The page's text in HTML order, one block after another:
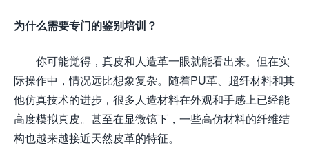
为什么需要专门的鉴别培训？
你可能觉得，真皮和人造革一眼就能看出来。但在实
际操作中，情况远比想象复杂。随着PU革、超纤材料和其
他仿真技术的进步，很多人造材料在外观和手感上已经能
高度模拟真皮。甚至在显微镜下，一些高仿材料的纤维结
构也越来越接近天然皮革的特征。